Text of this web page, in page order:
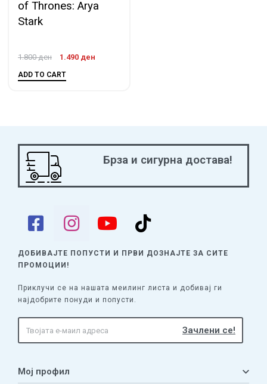
of Thrones: Arya
Stark
1.800ден 1.490 ден
ADD TO CART
Брза и сигурна достава!
ДОБИВАЈТЕ ПОПУСТИ И ПРВИ ДОЗНАЈТЕ ЗА СИТЕ
ПРОМОЦИИ!
Приклучи се на нашата меилинг листа и добивај ги
најдобрите понуди и попусти.
Мој профил